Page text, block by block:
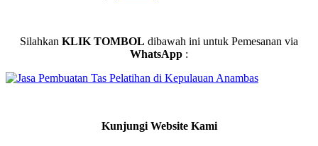
Silahkan KLIK TOMBOL dibawah ini untuk Pemesanan via
WhatsApp :
Kunjungi Website Kami